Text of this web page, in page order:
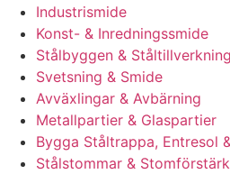
Industrismide
Konst- & Inredningssmide
Stålbyggen & Ståltillverkning
Svetsning & Smide
Avväxlingar & Avbärning
Metallpartier & Glaspartier
Bygga Ståltrappa, Entresol
Stålstommar &